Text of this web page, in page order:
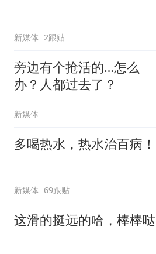
新媒体 2跟贴
旁边有个抢活的…怎么
办？人都过去了？
新媒体
多喝热水，热水治百病！
新媒体 69跟贴
这滑的挺远的哈，棒棒哒